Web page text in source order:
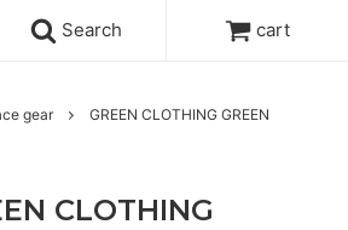
Search cart
gear GREEN CLOTHING GREEN
CLOTHING